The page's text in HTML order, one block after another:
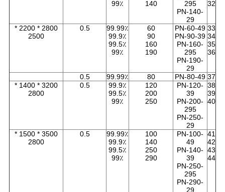
32
295
PN-140-
29
140
99٪
33
34
35
36
PN-60-49
PN-90-39
PN-160-
295
PN-190-
29
60
90
160
190
99.99٪
99.9٪
99.5٪
99٪
0.5
2800 * 2200 *
2500
37
PN-80-49
80 99.99٪
0.5
38
39
40
PN-120-
39
PN-200-
295
PN-250-
29
120
200
250
99.9٪
99.5٪
99٪
0.5
3200 * 1400 *
2800
41
42
43
44
PN-100-
49
PN-140-
39
PN-250-
295
PN-290-
29
100
140
250
290
99.99٪
99.9٪
99.5٪
99٪
0.5
3500 * 1500 *
2800